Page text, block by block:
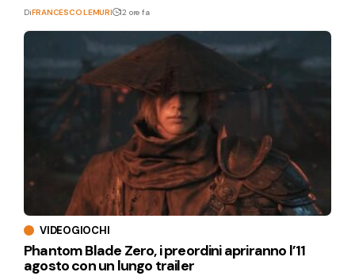
DiFRANCESCO LEMURI 12 ore fa
VIDEOGIOCHI
Phantom Blade Zero, i preordini apriranno l’11
agosto con un lungo trailer